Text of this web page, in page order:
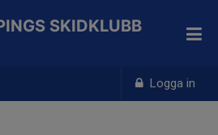
Logga in
SKIDKLUBB